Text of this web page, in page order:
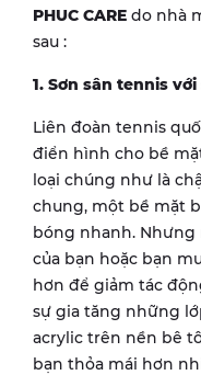
PHUC CARE do nhà
sau :
1. Sơn sân tennis
Liên đoàn tennis
điển hình cho bề
loại chúng như là
chung, một bề mặt
bóng nhanh. Nhưng
của bạn hoặc bạn
hơn để giảm tác
sự gia tăng những
acrylic trên nền bê
bạn thỏa mái hơn